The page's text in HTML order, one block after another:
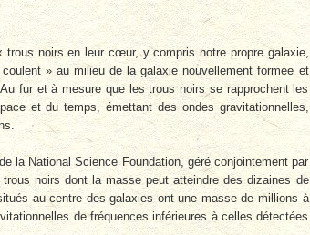
noirs en leur cœur, y compris notre propre galaxie,
» au milieu de la galaxie nouvellement formée et
fur et à mesure que les trous noirs se rapprochent les
et du temps, émettant des ondes gravitationnelles,
la National Science Foundation, géré conjointement par
noirs dont la masse peut atteindre des dizaines de
au centre des galaxies ont une masse de millions à
de fréquences inférieures à celles détectées